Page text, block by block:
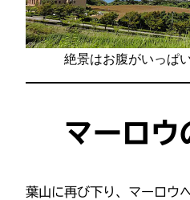
絶景はお腹がいっぱ
マーロウ
葉山に再び下り、マーロウへ